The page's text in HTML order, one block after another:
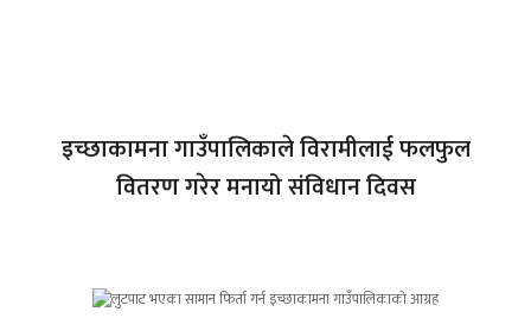
इच्छाकामना गाउँपालिकाले विरामीलाई फलफुल
वितरण गरेर मनायो संविधान दिवस